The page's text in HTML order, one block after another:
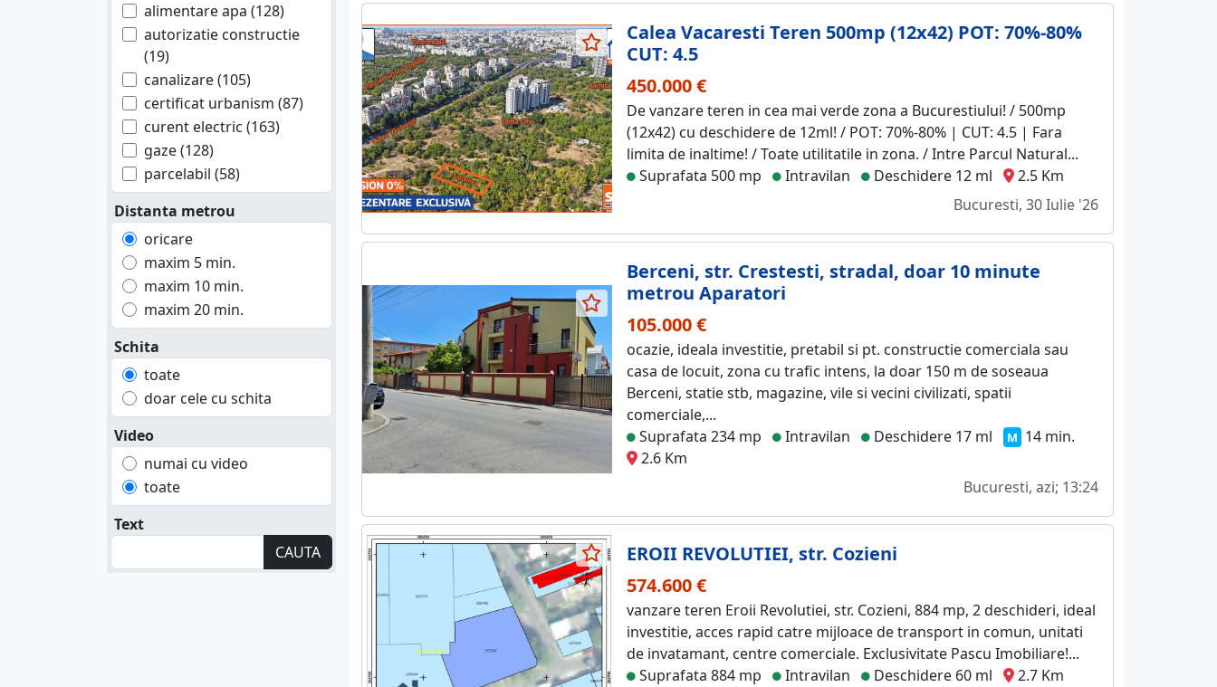
Salaj (1)
Sibiu (3)
Suceava (4)
Teleorman (7)
Timis (4)
Tulcea (3)
Valcea (4)
Vaslui (1)
alimentare apa (128)
autorizatie constructie
(19)
canalizare (105)
certificat urbanism (87)
curent electric (163)
gaze (128)
parcelabil (58)
Distanta metrou
oricare
maxim 5 min.
maxim 10 min.
maxim 20 min.
Schita
toate
doar cele cu schita
Video
numai cu video
toate
Text
CAUTA
Calea Vacaresti Teren 500mp (12x42) POT: 70%-80%
CUT: 4.5
450.000 €
De vanzare teren in cea mai verde zona a Bucurestiului! / 500mp
(12x42) cu deschidere de 12ml! / POT: 70%-80% | CUT: 4.5 | Fara
limita de inaltime! / Toate utilitatile in zona. / Intre Parcul Natural...
Suprafata 500 mp
Intravilan Deschidere 12 ml
2.5 Km
Bucuresti, 30 Iulie '26
Berceni, str. Crestesti, stradal, doar 10 minute
metrou Aparatori
105.000 €
ocazie, ideala investitie, pretabil si pt. constructie comerciala sau
casa de locuit, zona cu trafic intens, la doar 150 m de soseaua
Berceni, statie stb, magazine, vile si vecini civilizati, spatii
comerciale,...
Suprafata 234 mp
Intravilan Deschidere 17 ml M 14 min.
2.6 Km
Bucuresti, azi; 13:24
EROII REVOLUTIEI, str. Cozieni
574.600 €
vanzare teren Eroii Revolutiei, str. Cozieni, 884 mp, 2 deschideri, ideal
investitie, acces rapid catre mijloace de transport in comun, unitati
de invatamant, centre comerciale. Exclusivitate Pascu Imobiliare!...
Suprafata 884 mp
Intravilan Deschidere 60 ml
2.7 Km